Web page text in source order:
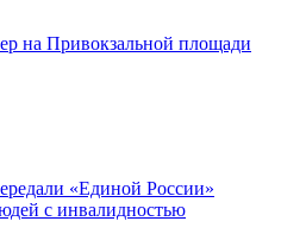
на Привокзальной площади
«Единой России»
с инвалидностью